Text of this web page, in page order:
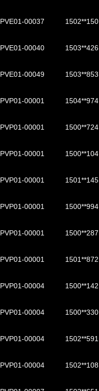
PVE01-00037 1502**150
PVE01-00040 1503**426
PVE01-00049 1503**853
PVP01-00001 1504**974
PVP01-00001 1500**724
PVP01-00001 1500**104
PVP01-00001 1501**145
PVP01-00001 1500**994
PVP01-00001 1500**287
PVP01-00001 1501**872
PVP01-00004 1500**142
PVP01-00004 1500**330
PVP01-00004 1502**591
PVP01-00004 1502**108